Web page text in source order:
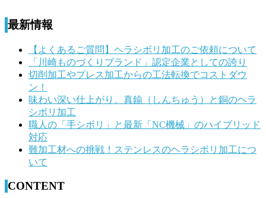
最新情報
【よくあるご質問】ヘラシボリ加工のご依頼について
「川崎ものづくりブランド」認定企業としての誇り
切削加工やプレス加工からの工法転換でコストダウ
ン！
味わい深い仕上がり。真鍮（しんちゅう）と銅のヘラ
シボリ加工
職人の「手シボリ」と最新「NC機械」のハイブリッド
対応
難加工材への挑戦！ステンレスのヘラシボリ加工につ
いて
CONTENT